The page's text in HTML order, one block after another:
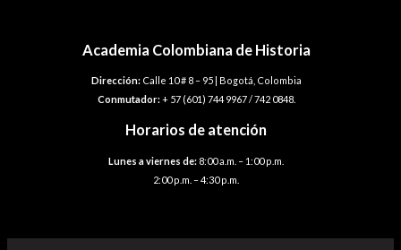
Academia Colombiana de Historia
Dirección:Calle 10 # 8 – 95 | Bogotá, Colombia
Conmutador:+ 57 (601) 744 9967 / 742 0848.
Horarios de atención
Lunes a viernes de: 8:00 a.m. – 1:00 p.m.
2:00 p.m. – 4:30 p.m.